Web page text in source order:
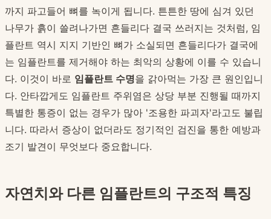
까지 파고들어 뼈를 녹이게 됩니다. 튼튼한 땅에 심겨 있던
나무가 흙이 쓸려나가면 흔들리다 결국 쓰러지는 것처럼, 임
플란트 역시 지지 기반인 뼈가 소실되면 흔들리다가 결국에
는 임플란트를 제거해야 하는 최악의 상황에 이를 수 있습니
다. 이것이 바로 임플란트 수명을 갉아먹는 가장 큰 원인입니
다. 안타깝게도 임플란트 주위염은 상당 부분 진행될 때까지
특별한 통증이 없는 경우가 많아 '조용한 파괴자'라고도 불립
니다. 따라서 증상이 없더라도 정기적인 검진을 통한 예방과
조기 발견이 무엇보다 중요합니다.
자연치와 다른 임플란트의 구조적 특징